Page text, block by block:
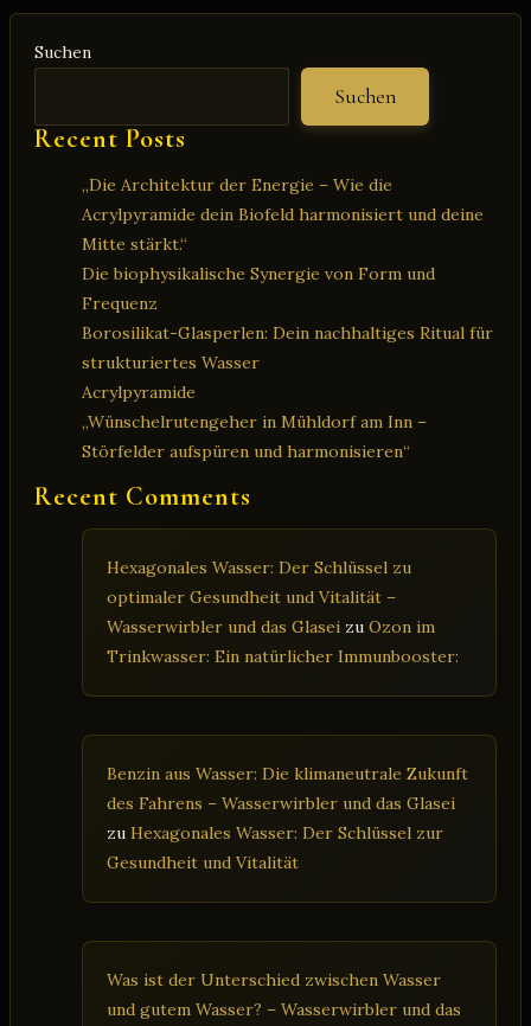
Suchen
Suchen
Recent Posts
„Die Architektur der Energie – Wie die
Acrylpyramide dein Biofeld harmonisiert und deine
Mitte stärkt.“
Die biophysikalische Synergie von Form und
Frequenz
Borosilikat-Glasperlen: Dein nachhaltiges Ritual für
strukturiertes Wasser
Acrylpyramide
„Wünschelrutengeher in Mühldorf am Inn –
Störfelder aufspüren und harmonisieren“
Recent Comments
Hexagonales Wasser: Der Schlüssel zu
optimaler Gesundheit und Vitalität –
Wasserwirbler und das Glasei zu Ozon im
Trinkwasser: Ein natürlicher Immunbooster:
Benzin aus Wasser: Die klimaneutrale Zukunft
des Fahrens – Wasserwirbler und das Glasei
zu Hexagonales Wasser: Der Schlüssel zur
Gesundheit und Vitalität
Was ist der Unterschied zwischen Wasser
und gutem Wasser? – Wasserwirbler und das